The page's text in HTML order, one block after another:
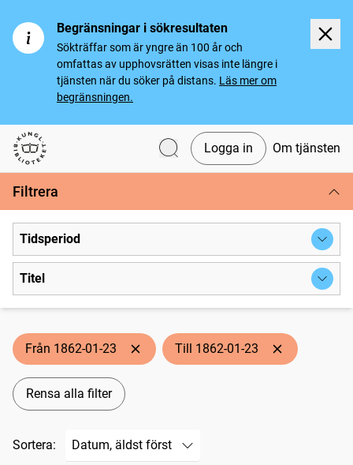
Begränsningar i sökresultaten
Sökträffar som är yngre än 100 år och
omfattas av upphovsrätten visas inte längre i
tjänsten när du söker på distans. Läs mer om
begränsningen.
Svenska tidningar
Logga in Om tjänsten
Filtrera
Tidsperiod
Titel
Från 1862-01-23 Till 1862-01-23
Rensa alla filter
Sortera: